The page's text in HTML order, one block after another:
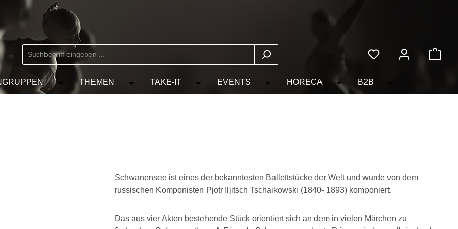
Du hast 0 Produkte auf
Kategorie MARKEN
das Dropdown der Kategorie KÜNSTLER
Öffne oder Schließe das Dropdown der Kategorie WARENGRUPPEN
THEMEN Öffne oder Schließe das Dropdown der Kategorie THEMEN
TAKE-IT Öffne oder Schließe das Dropdown der Kategorie TAKE-IT
EVENTS Öffne oder Schließe das Dropdown der Kategorie
HORECA Öffne oder Schließe das
B2B
Schwanensee ist eines der bekanntesten Ballettstücke der Welt und wurde von dem
russischen Komponisten Pjotr Iljitsch Tschaikowski (1840- 1893) komponiert.
Das aus vier Akten bestehende Stück orientiert sich an dem in vielen Märchen zu